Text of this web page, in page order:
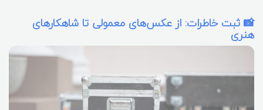
📸 ثبت خاطرات: از عکس‌های معمولی تا شاهکارهای
هنری